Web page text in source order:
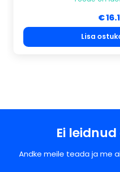
€
Lisa
Ei
Andke meile teada ja me